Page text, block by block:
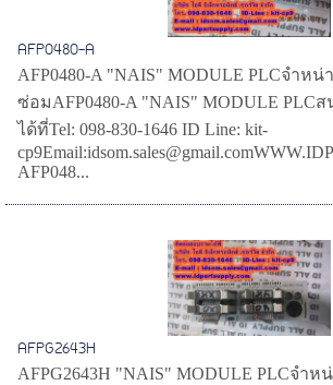
AFP0480-A
AFP0480-A "NAIS" MODULE PLCจำหน่
ซ่อมAFP0480-A "NAIS" MODULE PLC
ได้ที่Tel: 098-830-1646 ID Line: kit-
AFP048...
AFPG2643H
AFPG2643H "NAIS" MODULE PLCจำห